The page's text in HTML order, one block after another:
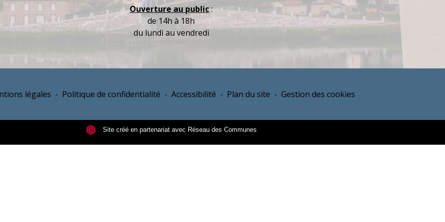
Ouverture au public:
de 14h à 18h
du lundi au vendredi
légales - Politique de confidentialité - Accessibilité - Plan du site - Gestion des cookies
Site créé en partenariat avec Réseau des Communes